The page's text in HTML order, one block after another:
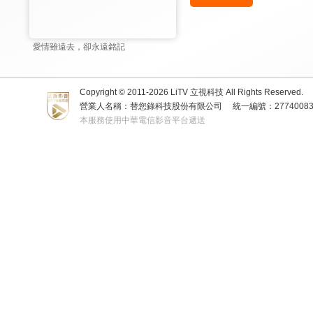
愛情雖遠去，卻永遠銘記
Copyright © 2011-2026 LiTV 立視科技 All Rights Reserved.
營業人名稱：替您錄科技股份有限公司
統一編號：
本服務使用中華電信影音平台遞送